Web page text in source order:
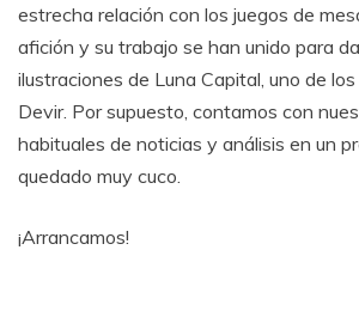
estrecha relación con los juegos de
afición y su trabajo se han unido para
ilustraciones de Luna Capital, uno de
Devir. Por supuesto, contamos con
habituales de noticias y análisis en un
quedado muy cuco.
¡Arrancamos!